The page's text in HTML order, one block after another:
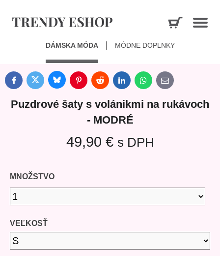
DÁMSKA MÓDA MÓDNE DOPLNKY
FacebookTwitter BlueskyPinterestReddit LinkedInWhatsApp
E-
mail
Puzdrové šaty s volánikmi na rukávoch
- MODRÉ
49,90 € s DPH
MNOŽSTVO
VEĽKOSŤ